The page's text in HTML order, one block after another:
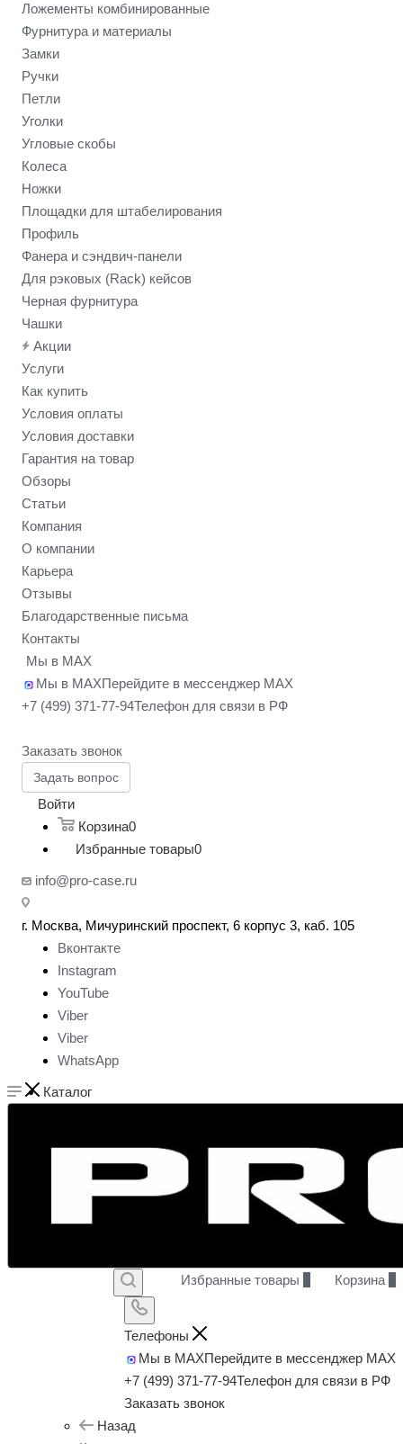
Ложементы комбинированные
Фурнитура и материалы
Замки
Ручки
Петли
Уголки
Угловые скобы
Колеса
Ножки
Площадки для штабелирования
Профиль
Фанера и сэндвич-панели
Для рэковых (Rack) кейсов
Черная фурнитура
Чашки
Акции
Услуги
Как купить
Условия оплаты
Условия доставки
Гарантия на товар
Обзоры
Статьи
Компания
О компании
Карьера
Отзывы
Благодарственные письма
Контакты
Мы в MAX
Мы в MAXПерейдите в мессенджер MAX
+7 (499) 371-77-94Телефон для связи в РФ
Заказать звонок
Задать вопрос
Войти
Корзина0
Избранные товары0
info@pro-case.ru
г. Москва, Мичуринский проспект, 6 корпус 3, каб. 105
Вконтакте
Instagram
YouTube
Viber
Viber
WhatsApp
Избранные товары Корзина
Телефоны
Мы в MAXПерейдите в мессенджер MAX
+7 (499) 371-77-94Телефон для связи в РФ
Заказать звонок
Каталог
Назад